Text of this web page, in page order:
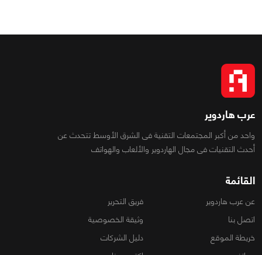
عرب هاردوير
واحد من أكبر المجتمعات التقنية فى الشرق الأوسط تتحدث عن
أحدث التقنيات فى مجال الهاردوير والألعاب والهواتف
القائمة
عن عرب هاردوير
فريق التحرير
اتصل بنا
وثيقة الخصوصية
خريطة الموقع
دليل الشركات